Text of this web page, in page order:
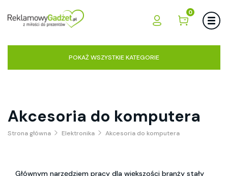
0
POKAŻ WSZYSTKIE KATEGORIE
Akcesoria do komputera
Strona główna Elektronika Akcesoria do komputera
Głównym narzędziem pracy dla większości branży stały